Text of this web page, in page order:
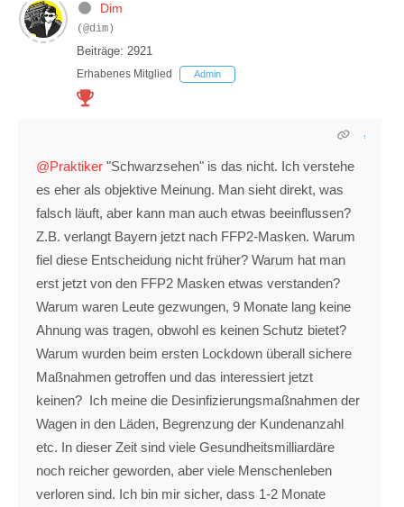
Dim
(@dim)
Beiträge: 2921
Erhabenes Mitglied Admin
@Praktiker "Schwarzsehen" is das nicht. Ich verstehe
es eher als objektive Meinung. Man sieht direkt, was
falsch läuft, aber kann man auch etwas beeinflussen?
Z.B. verlangt Bayern jetzt nach FFP2-Masken. Warum
fiel diese Entscheidung nicht früher? Warum hat man
erst jetzt von den FFP2 Masken etwas verstanden?
Warum waren Leute gezwungen, 9 Monate lang keine
Ahnung was tragen, obwohl es keinen Schutz bietet?
Warum wurden beim ersten Lockdown überall sichere
Maßnahmen getroffen und das interessiert jetzt
keinen? Ich meine die Desinfizierungsmaßnahmen der
Wagen in den Läden, Begrenzung der Kundenanzahl
etc. In dieser Zeit sind viele Gesundheitsmilliardäre
noch reicher geworden, aber viele Menschenleben
verloren sind. Ich bin mir sicher, dass 1-2 Monate